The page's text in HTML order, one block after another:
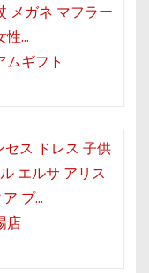
メガネ マフラー
性…
ムギフト
セス ドレス 子供
エルサ アリス
プ…
店